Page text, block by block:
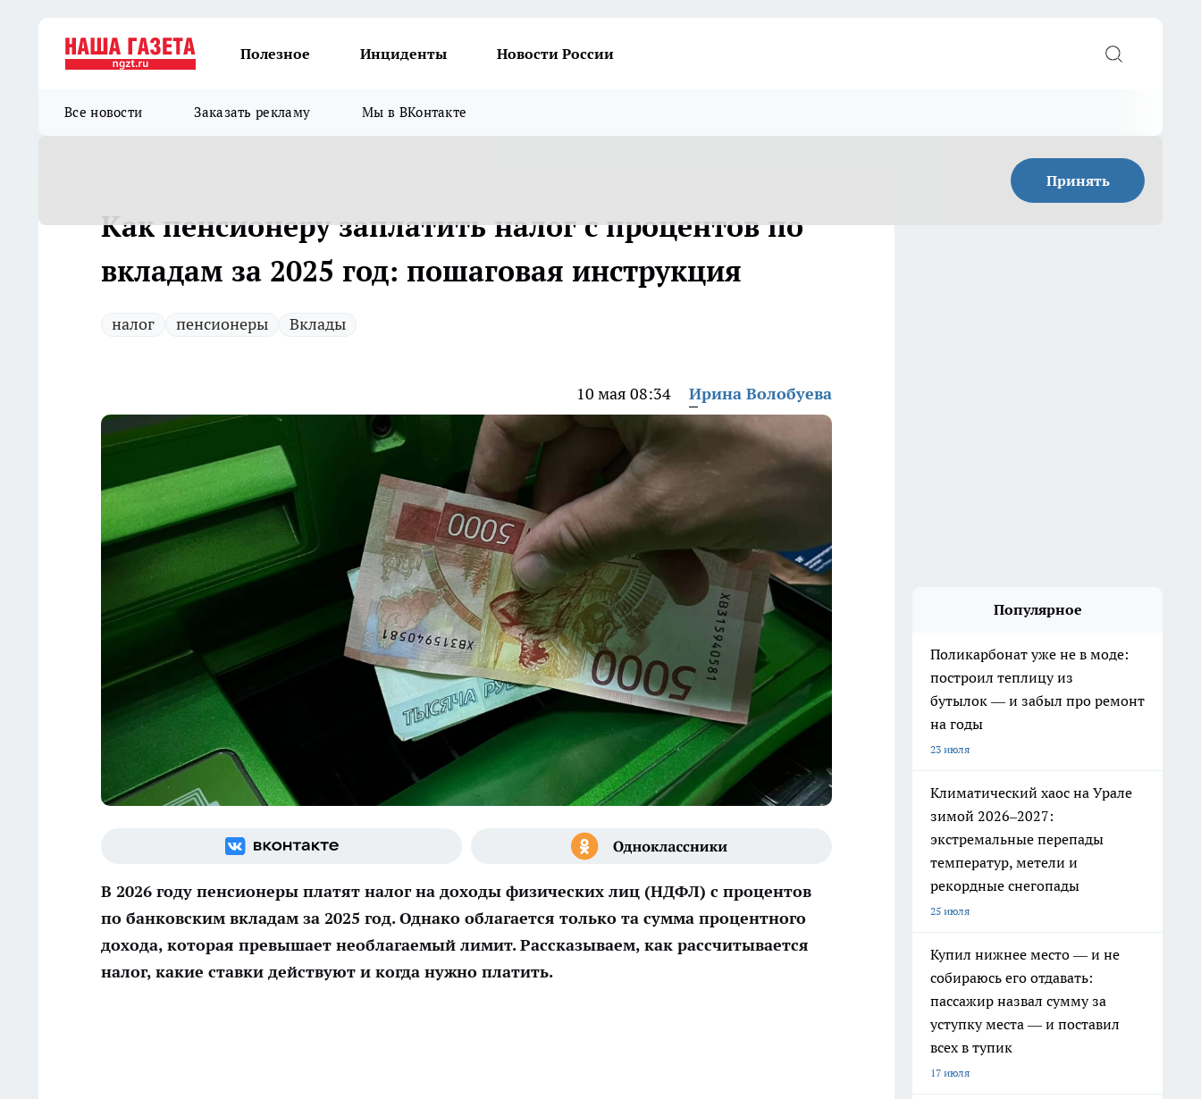
Полезное Инциденты Новости России
Все новости Заказать рекламу Мы в ВКонтакте
Принять
Как пенсионеру заплатить налог с процентов по
вкладам за 2025 год: пошаговая инструкция
налог пенсионеры Вклады
10 мая 08:34 Ирина Волобуева
В 2026 году пенсионеры платят налог на доходы физических лиц (НДФЛ) с процентов
по банковским вкладам за 2025 год. Однако облагается только та сумма процентного
дохода, которая превышает необлагаемый лимит. Рассказываем, как рассчитывается
налог, какие ставки действуют и когда нужно платить.
Популярное
Поликарбонат уже не в моде:
построил теплицу из
бутылок — и забыл про ремонт
на годы
23 июля
Климатический хаос на Урале
зимой 2026–2027:
экстремальные перепады
температур, метели и
рекордные снегопады
25 июля
Купил нижнее место — и не
собираюсь его отдавать:
пассажир назвал сумму за
уступку места — и поставил
всех в тупик
17 июля